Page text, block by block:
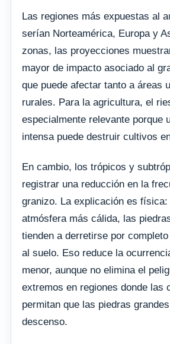
Las regiones más expuestas al
serían Norteamérica, Europa y
zonas, las proyecciones
mayor de impacto asociado al
que puede afectar tanto a áreas
rurales. Para la agricultura, el
especialmente relevante porque
intensa puede destruir cultivos
En cambio, los trópicos y
registrar una reducción en la
granizo. La explicación es física:
atmósfera más cálida, las
tienden a derretirse por
al suelo. Eso reduce la
menor, aunque no elimina el
extremos en regiones donde las
permitan que las piedras
descenso.